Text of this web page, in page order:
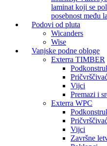
laminat koji se
posebnost među
Podovi od pluta
Wicanders
Wise
Vanjske podne obloge
Exterra TIMBER
Vijci
Premazi i
Exterra WPC
Vijci
Završne